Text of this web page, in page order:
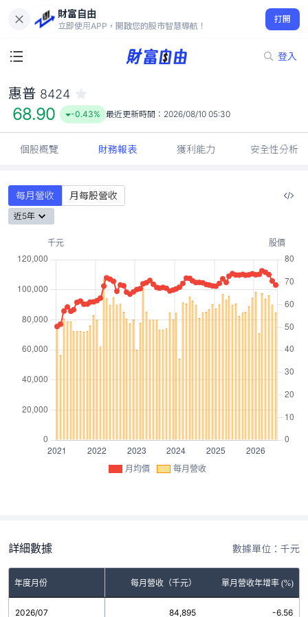
財富自由
立即使用APP，開啟您的股市智慧導航！
打開
登入
68.90
-0.43%
惠普 8424
68.90 -0.43% 最近更新時間： 2026/08/10 05:30
個股概覽 財務報表 獲利能力 安全性分析
每月營收 月每股營收
近5年
月均價 每月營收
詳細數據 數據單位：千元
年度月份 每月營收（千元） 單月營收年增率 (%)
2026/07 84,895 -6.56